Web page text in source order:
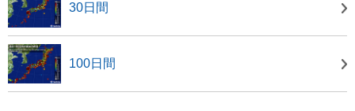
30日間
100日間